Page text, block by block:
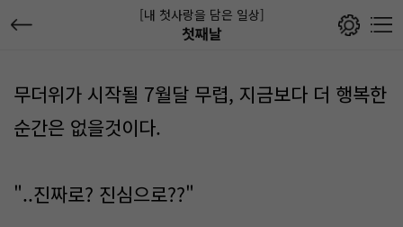
[내 첫사랑을 담은 일상]
첫째날
무더위가 시작될 7월달 무렵, 지금보다 더 행복한
순간은 없을것이다.
"..진짜로? 진심으로??"